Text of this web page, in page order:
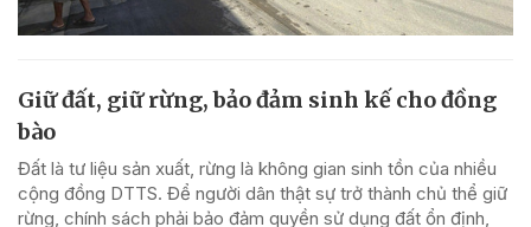
Giữ đất, giữ rừng, bảo đảm sinh kế cho đồng
bào
Đất là tư liệu sản xuất, rừng là không gian sinh tồn của nhiều
cộng đồng DTTS. Để người dân thật sự trở thành chủ thể giữ
rừng, chính sách phải bảo đảm quyền sử dụng đất ổn định,